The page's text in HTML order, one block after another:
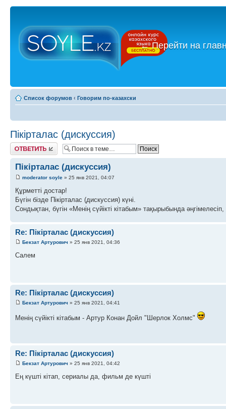
←Перейти на
Список форумов ‹ Говорим по-казахски
Пікірталас (дискуссия)
Ответить
Пікірталас (дискуссия)
moderator soyle » 25 янв 2021, 04:07
Құрметті достар!
Бүгін бізде Пікірталас (дискуссия) күні.
Сондықтан, бүгін «Менің сүйікті кітабым» тақырыбында
Re: Пікірталас (дискуссия)
Бекзат Артурович » 25 янв 2021, 04:36
Салем
Re: Пікірталас (дискуссия)
Бекзат Артурович » 25 янв 2021, 04:41
Менің сүйікті кітабым - Артур Конан Дойл "Шерлок Холмс"
Re: Пікірталас (дискуссия)
Бекзат Артурович » 25 янв 2021, 04:42
Ең күшті кітап, сериалы да, фильм де күшті